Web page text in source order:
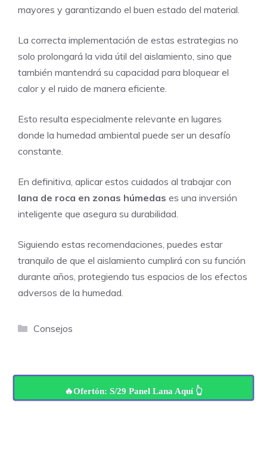
mayores y garantizando el buen estado del material.
La correcta implementación de estas estrategias no
solo prolongará la vida útil del aislamiento, sino que
también mantendrá su capacidad para bloquear el
calor y el ruido de manera eficiente.
Esto resulta especialmente relevante en lugares
donde la humedad ambiental puede ser un desafío
constante.
En definitiva, aplicar estos cuidados al trabajar con
lana de roca en zonas húmedas es una inversión
inteligente que asegura su durabilidad.
Siguiendo estas recomendaciones, puedes estar
tranquilo de que el aislamiento cumplirá con su función
durante años, protegiendo tus espacios de los efectos
adversos de la humedad.
Categorías
Consejos
🔥Ofertón: S/29 Panel Lana Aquí 👆